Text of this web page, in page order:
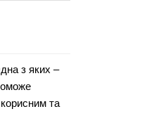
з яких –
та